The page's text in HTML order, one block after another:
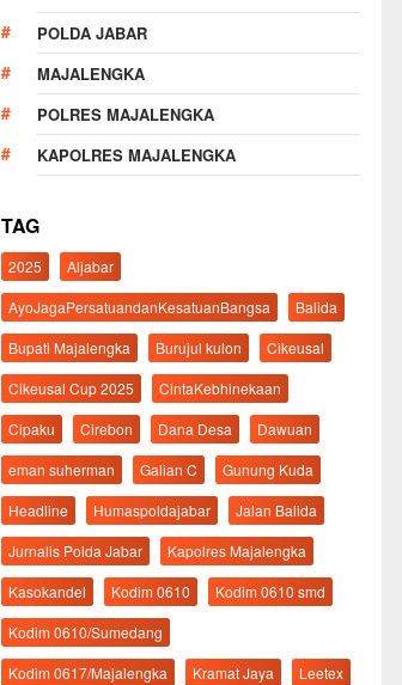
POLDA JABAR
MAJALENGKA
POLRES MAJALENGKA
KAPOLRES MAJALENGKA
TAG
2025
Aljabar
AyoJagaPersatuandanKesatuanBangsa
Balida
Bupati Majalengka
Burujul kulon
Cikeusal
Cikeusal Cup 2025
CintaKebhinekaan
Cipaku
Cirebon Dana Desa
Dawuan
eman suherman
Galian C
Gunung Kuda
Headline
Humaspoldajabar
Jalan Balida
Jurnalis Polda Jabar
Kapolres Majalengka
Kasokandel
Kodim 0610
Kodim 0610 smd
Kodim 0610/Sumedang
Kodim 0617/Majalengka
Kramat Jaya
Leetex